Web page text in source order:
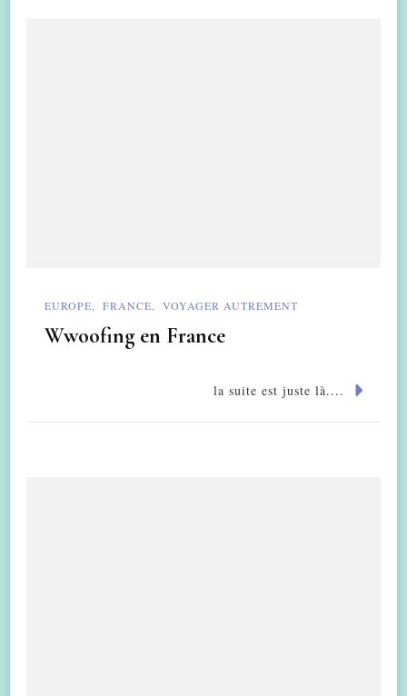
EUROPE FRANCE VOYAGER AUTREMENT
Wwoofing en France
la suite est juste là....